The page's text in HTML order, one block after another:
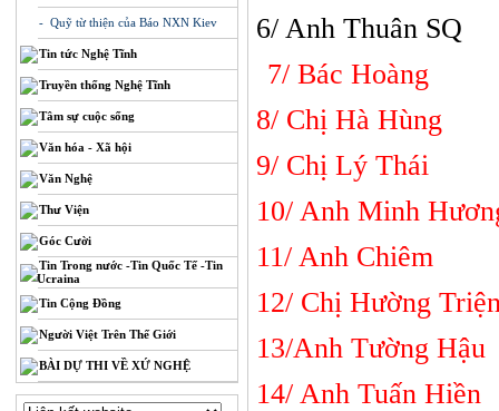
- Quỹ từ thiện của Báo NXN Kiev
Tin tức Nghệ Tĩnh
Truyền thống Nghệ Tĩnh
Tâm sự cuộc sống
Văn hóa - Xã hội
Văn Nghệ
Thư Viện
Góc Cười
Tin Trong nước -Tin Quốc Tế -Tin
Ucraina
Tin Cộng Đồng
Người Việt Trên Thế Giới
BÀI DỰ THI VỀ XỨ NGHỆ
6/ Anh
7/ Bác Hoàng
8/ Chị Hà
9/ Chị Lý Thái
10/ Anh Minh
11/ Anh Chiêm
12/ Chị Hường
13/Anh
14/ Anh